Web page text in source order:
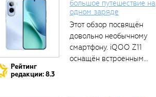
Рейтинг
редакции: 8.3
большое путешествие на
одном заряде
Этот обзор посвящён
довольно необычному
смартфону. iQOO Z11
оснащён встроенным